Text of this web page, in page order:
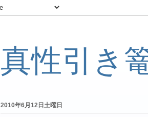
真性引き
2010年6月12日土曜日